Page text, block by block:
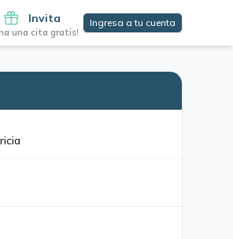
Invita
una cita gratis!
Ingresa a tu cuenta